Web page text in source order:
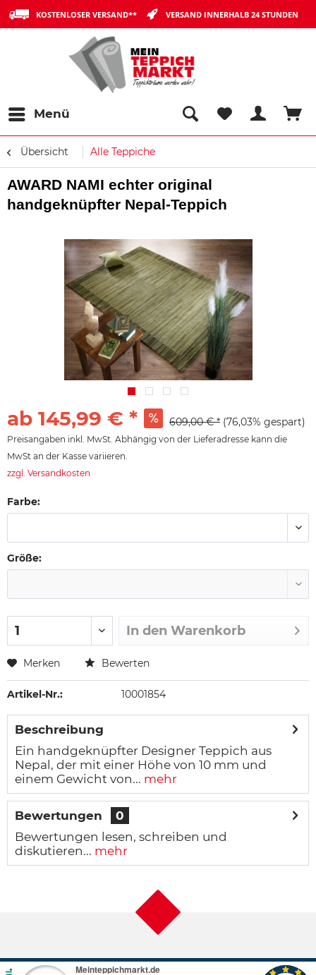
KOSTENLOSER VERSAND** VERSAND INNERHALB 24 STUNDEN
Menü
Übersicht Alle Teppiche
AWARD NAMI echter original
handgeknüpfter Nepal-Teppich
ab 145,99 € * 609,00 € * (76,03% gespart)
Preisangaben inkl. MwSt. Abhängig von der Lieferadresse kann die
MwSt an der Kasse variieren.
zzgl. Versandkosten
Farbe:
Größe:
In den Warenkorb
Merken Bewerten
Artikel-Nr.: 10001854
Beschreibung
Ein handgeknüpfter Designer Teppich aus
Nepal, der mit einer Höhe von 10 mm und
einem Gewicht von... mehr
Bewertungen
0
Bewertungen lesen, schreiben und
diskutieren... mehr